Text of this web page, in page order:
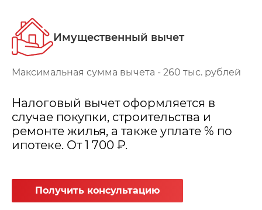
Имущественный вычет
Максимальная сумма вычета - 260 тыс. рублей
Налоговый вычет оформляется в
случае покупки, строительства и
ремонте жилья, а также уплате % по
ипотеке. От 1 700 ₽.
Получить консультацию